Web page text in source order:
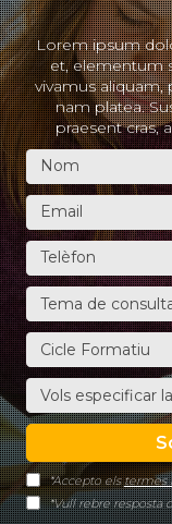
Lorem ipsum
et, elementum
vivamus
nam platea.
praesent cras,
*Accepto elstermes
*Vull rebre resposta